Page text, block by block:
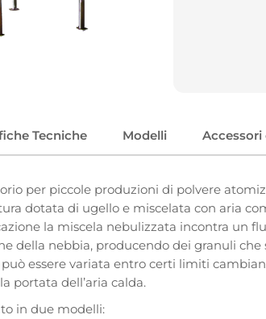
Tecniche Modelli
per piccole produzioni di polvere
dotata di ugello e miscelata con aria
la miscela nebulizzata incontra un
della nebbia, producendo dei granuli
essere variata entro certi limiti
portata dell’aria calda.
in due modelli: